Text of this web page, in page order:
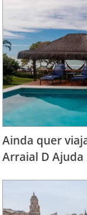
Ainda quer
Arraial D Ajuda